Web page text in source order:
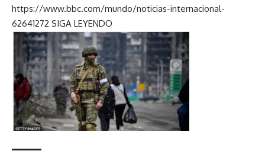
https://www.bbc.com/mundo/noticias-internacional-
62641272 SIGA LEYENDO